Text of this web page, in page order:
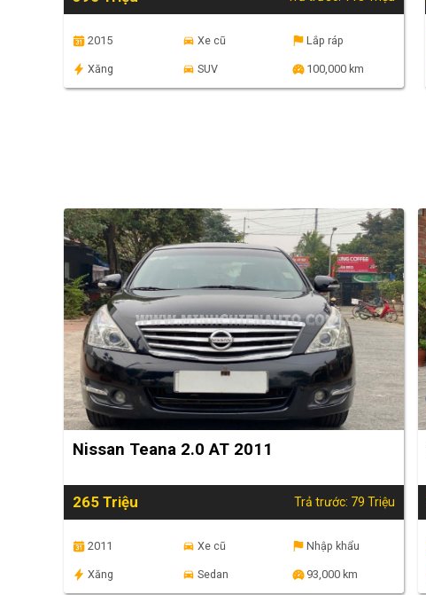
2015 Xe cũ Lắp ráp
Xăng SUV 100,000 km
Nissan Teana 2.0 AT 2011
265 Triệu Trả trước: 79 Triệu
2011 Xe cũ Nhập khẩu
Xăng Sedan 93,000 km